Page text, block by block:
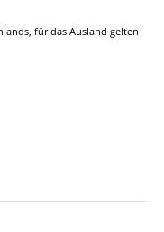
für das Ausland gelten